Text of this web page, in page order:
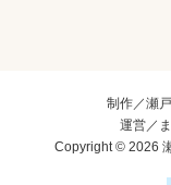
制作／瀬
運営／
Copyright © 2026